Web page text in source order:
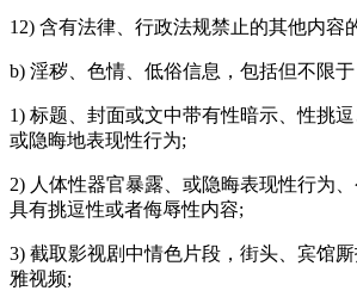
12) 含有法律、行政法规禁止的其他内容
b) 淫秽、色情、低俗信息，包括但不限于
1) 标题、封面或文中带有性暗示、性挑
或隐晦地表现性行为;
2) 人体性器官暴露、或隐晦表现性行为、
具有挑逗性或者侮辱性内容;
3) 截取影视剧中情色片段，街头、宾馆
雅视频;